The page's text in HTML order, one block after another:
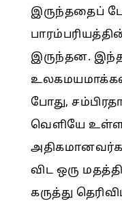
இருந்ததைப்
இருந்தன.
போது,
வெளியே
விட ஒரு
கருத்து